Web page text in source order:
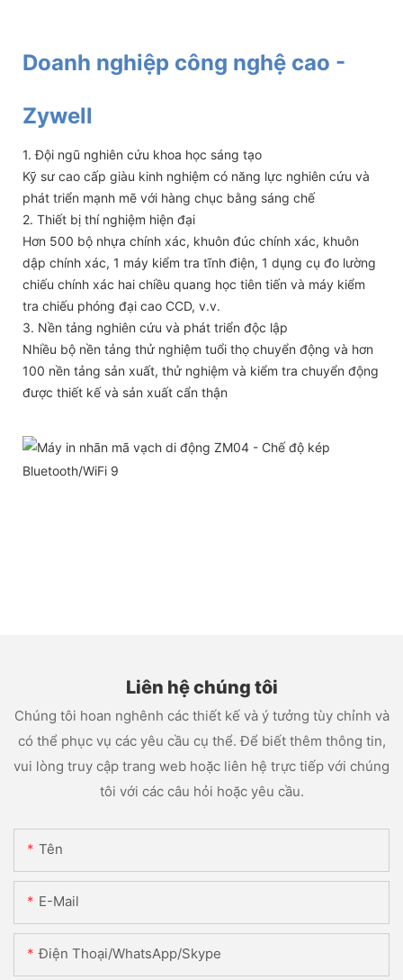
Doanh nghiệp công nghệ cao -
Zywell
1. Đội ngũ nghiên cứu khoa học sáng tạo
Kỹ sư cao cấp giàu kinh nghiệm có năng lực nghiên cứu và
phát triển mạnh mẽ với hàng chục bằng sáng chế
2. Thiết bị thí nghiệm hiện đại
Hơn 500 bộ nhựa chính xác, khuôn đúc chính xác, khuôn
dập chính xác, 1 máy kiểm tra tĩnh điện, 1 dụng cụ đo lường
chiếu chính xác hai chiều quang học tiên tiến và máy kiểm
tra chiếu phóng đại cao CCD, v.v.
3. Nền tảng nghiên cứu và phát triển độc lập
Nhiều bộ nền tảng thử nghiệm tuổi thọ chuyển động và hơn
100 nền tảng sản xuất, thử nghiệm và kiểm tra chuyển động
được thiết kế và sản xuất cẩn thận
Liên hệ chúng tôi
Chúng tôi hoan nghênh các thiết kế và ý tưởng tùy chỉnh và
có thể phục vụ các yêu cầu cụ thể. Để biết thêm thông tin,
vui lòng truy cập trang web hoặc liên hệ trực tiếp với chúng
tôi với các câu hỏi hoặc yêu cầu.
Tên
E-Mail
Điện Thoại/WhatsApp/Skype